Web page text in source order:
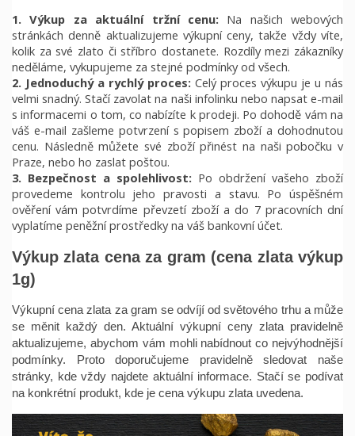
1. Výkup za aktuální tržní cenu: Na našich webových
stránkách denně aktualizujeme výkupní ceny, takže vždy víte,
kolik za své zlato či stříbro dostanete. Rozdíly mezi zákazníky
neděláme, vykupujeme za stejné podmínky od všech.
2. Jednoduchý a rychlý proces: Celý proces výkupu je u nás
velmi snadný. Stačí zavolat na naši infolinku nebo napsat e-mail
s informacemi o tom, co nabízíte k prodeji. Po dohodě vám na
váš e-mail zašleme potvrzení s popisem zboží a dohodnutou
cenu. Následně můžete své zboží přinést na naši pobočku v
Praze, nebo ho zaslat poštou.
3. Bezpečnost a spolehlivost: Po obdržení vašeho zboží
provedeme kontrolu jeho pravosti a stavu. Po úspěšném
ověření vám potvrdíme převzetí zboží a do 7 pracovních dní
vyplatíme peněžní prostředky na váš bankovní účet.
Výkup zlata cena za gram (cena zlata výkup
1g)
Výkupní cena zlata za gram se odvíjí od světového trhu a může
se měnit každý den. Aktuální výkupní ceny zlata pravidelně
aktualizujeme, abychom vám mohli nabídnout co nejvýhodnější
podmínky. Proto doporučujeme pravidelně sledovat naše
stránky, kde vždy najdete aktuální informace. Stačí se podívat
na konkrétní produkt, kde je cena výkupu zlata uvedena.